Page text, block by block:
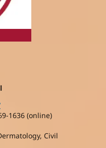
1636 (online)
Civil